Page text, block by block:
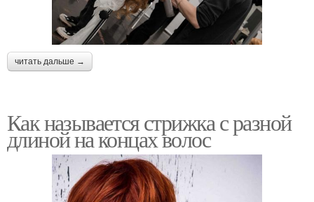
читать дальше →
Как называется стрижка с разной
длиной на концах волос